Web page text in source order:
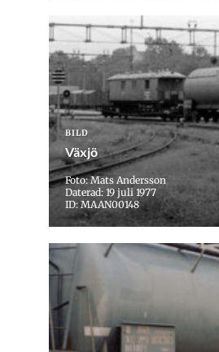
BILD
Växjö
Foto: Mats Andersson
Daterad: 19 juli 1977
ID: MAAN00148